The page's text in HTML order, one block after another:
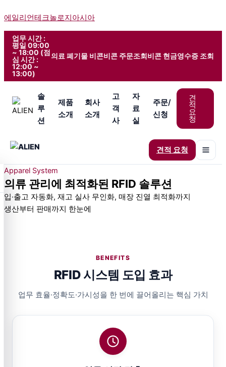
텐
츠
에일리언테크놀로지아시아
업무 시간 :
평일 09:00
~ 18:00 (점
심 시간 :
12:00 ~
13:00)
의료 폐기물 비콘비콘 주문조회비콘 현금영수증 조회
솔
루
션
제품
소개
회사
소개
고
객
사
자
료
실
주문/
신청
견
적
요
청
견적 요청
Apparel System
의류 관리에 최적화된 RFID 솔루션
입·출고 자동화, 재고 실사 무인화, 매장 진열 최적화까지
생산부터 판매까지 한눈에
BENEFITS
RFID 시스템 도입 효과
업무 효율·정확도·가시성을 한 번에 끌어올리는 핵심 가치